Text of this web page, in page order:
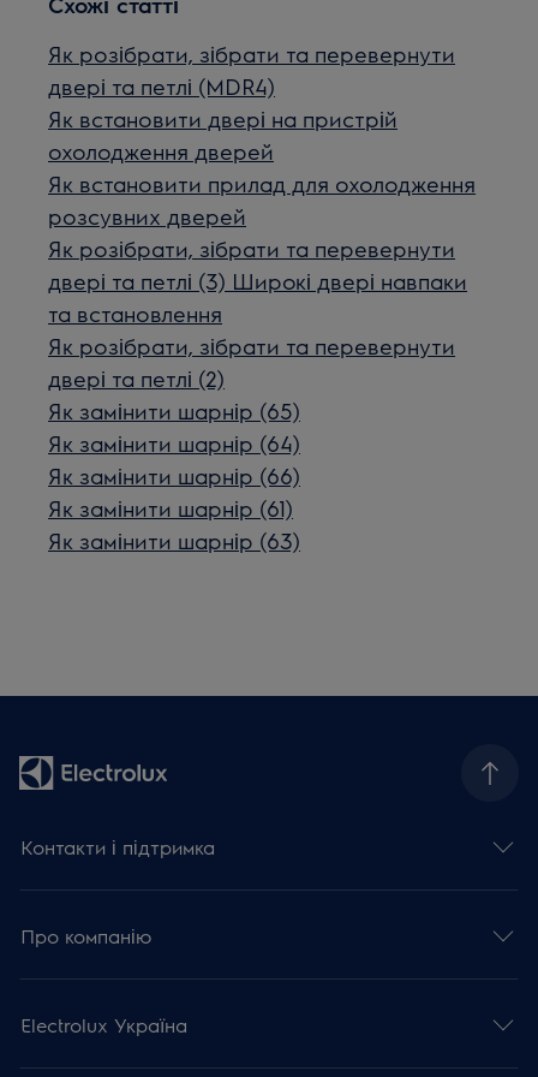
Як розібрати, зібрати та перевернути
двері та петлі (MDR4)
Як встановити двері на пристрій
охолодження дверей
Як встановити прилад для охолодження
розсувних дверей
Як розібрати, зібрати та перевернути
двері та петлі (3) Широкі двері навпаки
та встановлення
Як розібрати, зібрати та перевернути
двері та петлі (2)
Як замінити шарнір (65)
Як замінити шарнір (64)
Як замінити шарнір (66)
Як замінити шарнір (61)
Як замінити шарнір (63)
Контакти і підтримка
Про компанію
Electrolux Україна